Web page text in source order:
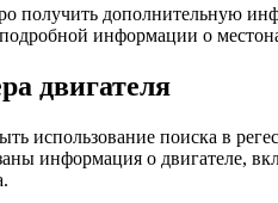
получить дополнительную
информации о
двигателя
использование поиска в
информация о двигателе,